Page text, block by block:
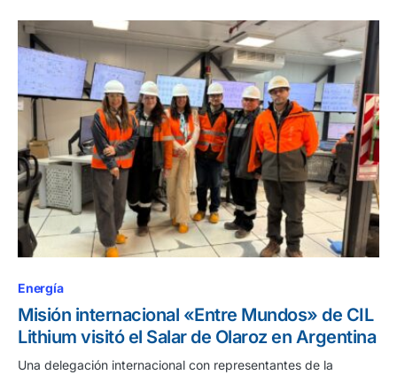
Energía
Misión internacional «Entre Mundos» de CIL
Lithium visitó el Salar de Olaroz en Argentina
Una delegación internacional con representantes de la